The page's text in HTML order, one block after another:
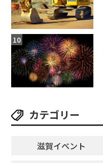
カテゴリー
滋賀イベント